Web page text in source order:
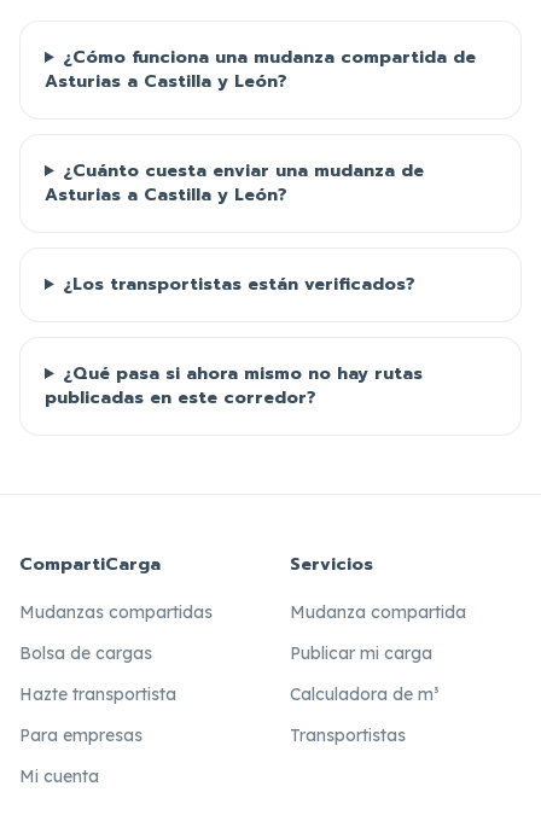
¿Cómo funciona una mudanza compartida de
Asturias a Castilla y León?
¿Cuánto cuesta enviar una mudanza de
Asturias a Castilla y León?
¿Los transportistas están verificados?
¿Qué pasa si ahora mismo no hay rutas
publicadas en este corredor?
CompartiCarga
Mudanzas compartidas
Bolsa de cargas
Hazte transportista
Para empresas
Mi cuenta
Servicios
Mudanza compartida
Publicar mi carga
Calculadora de m³
Transportistas